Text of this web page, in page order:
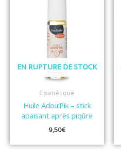
EN RUPTURE DE STOCK
Cosmétique
Huile Adou’Pik – stick
apaisant après piqûre
9,50€